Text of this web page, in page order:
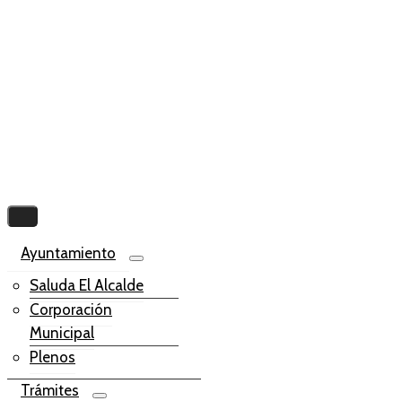
Ayuntamiento
Saluda El Alcalde
Corporación
Municipal
Plenos
Trámites